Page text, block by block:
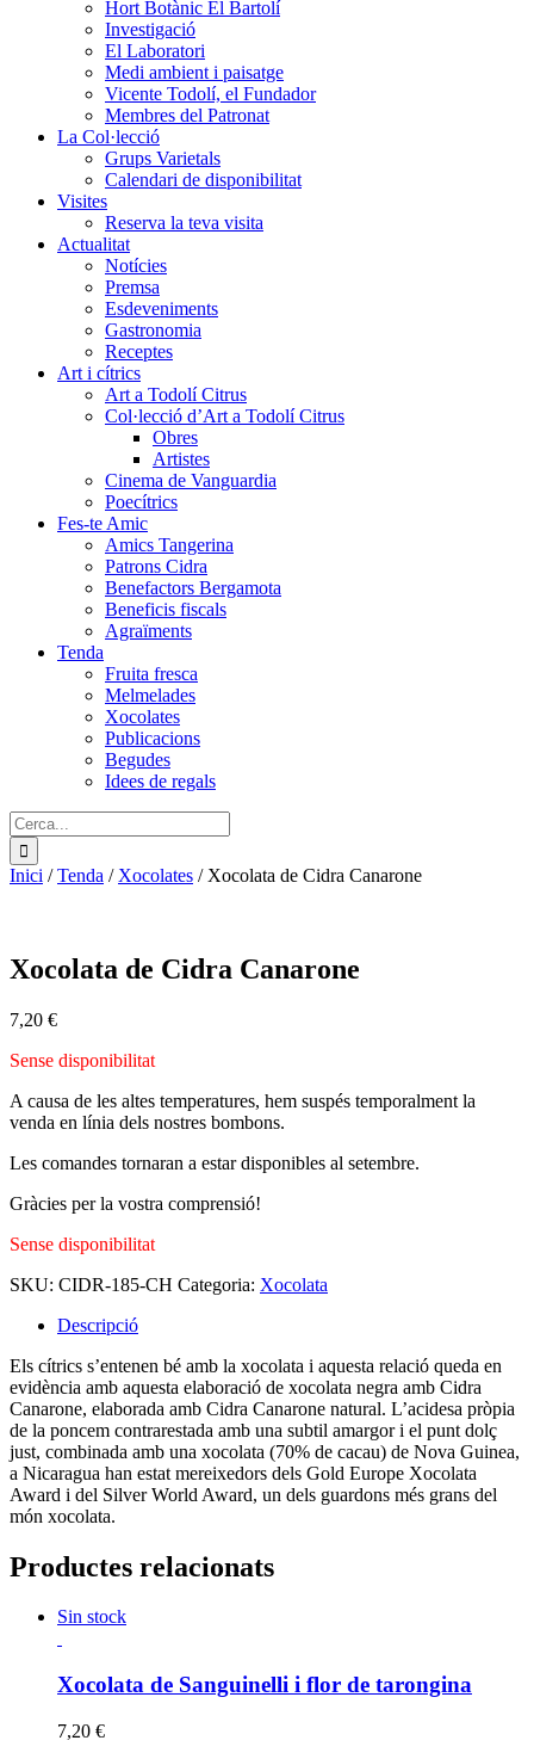
Hort Botànic El Bartolí
Investigació
El Laboratori
Medi ambient i paisatge
Vicente Todolí, el Fundador
Membres del Patronat
La Col·lecció
Grups Varietals
Calendari de disponibilitat
Visites
Reserva la teva visita
Actualitat
Notícies
Premsa
Esdeveniments
Gastronomia
Receptes
Art i cítrics
Art a Todolí Citrus
Col·lecció d’Art a Todolí Citrus
Obres
Artistes
Cinema de Vanguardia
Poecítrics
Fes-te Amic
Amics Tangerina
Patrons Cidra
Benefactors Bergamota
Beneficis fiscals
Agraïments
Tenda
Fruita fresca
Melmelades
Xocolates
Publicacions
Begudes
Idees de regals
Cerca:
Inici / Tenda / Xocolates / Xocolata de Cidra Canarone
Xocolata de Cidra Canarone
7,20 €
Sense disponibilitat
A causa de les altes temperatures, hem suspés temporalment la
venda en línia dels nostres bombons.
Les comandes tornaran a estar disponibles al setembre.
Gràcies per la vostra comprensió!
Sense disponibilitat
SKU: CIDR-185-CH Categoria: Xocolata
Descripció
Els cítrics s’entenen bé amb la xocolata i aquesta relació queda en
evidència amb aquesta elaboració de xocolata negra amb Cidra
Canarone, elaborada amb Cidra Canarone natural. L’acidesa pròpia
de la poncem contrarestada amb una subtil amargor i el punt dolç
just, combinada amb una xocolata (70% de cacau) de Nova Guinea,
a Nicaragua han estat mereixedors dels Gold Europe Xocolata
Award i del Silver World Award, un dels guardons més grans del
món xocolata.
Productes relacionats
Sin stock
Xocolata de Sanguinelli i flor de tarongina
7,20 €